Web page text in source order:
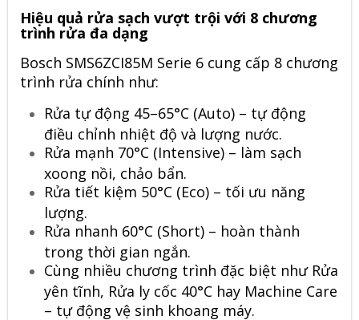
Hiệu quả rửa sạch vượt trội với 8 chương
trình rửa đa dạng
Bosch SMS6ZCI85M Serie 6 cung cấp 8 chương
trình rửa chính như:
Rửa tự động 45–65°C (Auto) – tự động
điều chỉnh nhiệt độ và lượng nước.
Rửa mạnh 70°C (Intensive) – làm sạch
xoong nồi, chảo bẩn.
Rửa tiết kiệm 50°C (Eco) – tối ưu năng
lượng.
Rửa nhanh 60°C (Short) – hoàn thành
trong thời gian ngắn.
Cùng nhiều chương trình đặc biệt như Rửa
yên tĩnh, Rửa ly cốc 40°C hay Machine Care
– tự động vệ sinh khoang máy.